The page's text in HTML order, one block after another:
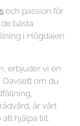
och passion för
bästa
i Högdalen
erbjuder vi en
Oavsett om du
är vårt
hjälpa till.